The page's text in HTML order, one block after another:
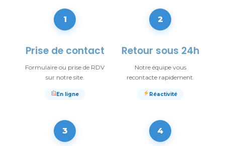
1
Prise de contact
Formulaire ou prise de RDV
sur notre site.
En ligne
2
Retour sous 24h
Notre équipe vous
recontacte rapidement.
Réactivité
3 4